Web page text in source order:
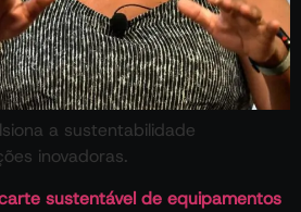
a sustentabilidade
inovadoras.
sustentável de equipamentos